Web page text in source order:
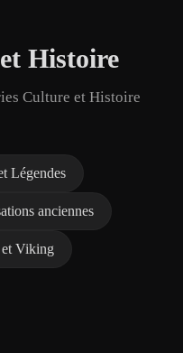
Histoire
Culture et Histoire
Légendes
anciennes
Viking